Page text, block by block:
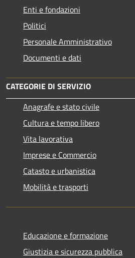
Enti e fondazioni
Politici
Personale Amministrativo
Documenti e dati
CATEGORIE DI SERVIZIO
Anagrafe e stato civile
Cultura e tempo libero
Vita lavorativa
Imprese e Commercio
Catasto e urbanistica
Mobilità e trasporti
Educazione e formazione
Giustizia e sicurezza pubblica